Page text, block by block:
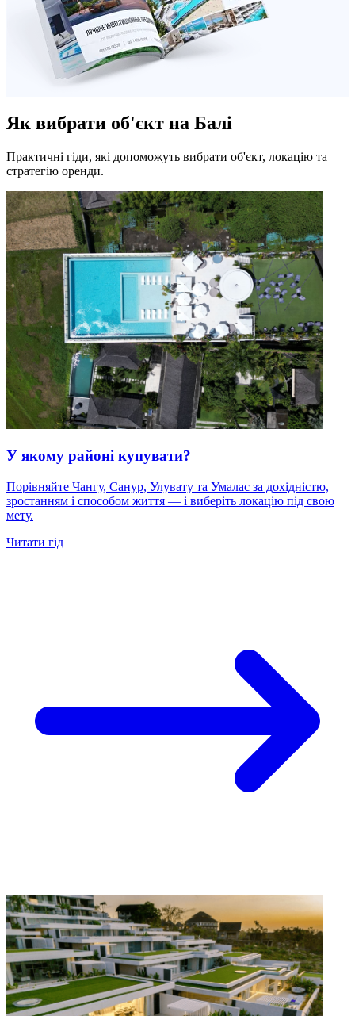
Як вибрати об'єкт на Балі
Практичні гіди, які допоможуть вибрати об'єкт, локацію та
стратегію оренди.
У якому районі купувати?
Порівняйте Чангу, Санур, Улувату та Умалас за дохідністю,
зростанням і способом життя — і виберіть локацію під свою
мету.
Читати гід